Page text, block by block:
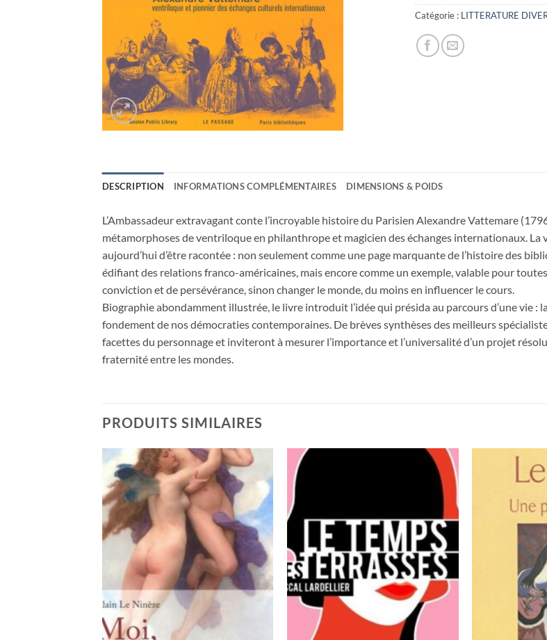
Catégorie : LITTERATURE
DESCRIPTION INFORMATIONS COMPLÉMENTAIRES DIMENSIONS & POIDS
L’Ambassadeur extravagant conte l’incroyable histoire du Parisien Alexandre Vattemare
métamorphoses de ventriloque en philanthrope et magicien des échanges internationaux.
aujourd’hui d’être racontée : non seulement comme une page marquante de l’histoire des
édifiant des relations franco-américaines, mais encore comme un exemple, valable pour
conviction et de persévérance, sinon changer le monde, du moins en influencer le cours.
Biographie abondamment illustrée, le livre introduit l’idée qui présida au parcours d’une vie
fondement de nos démocraties contemporaines. De brèves synthèses des meilleurs
facettes du personnage et inviteront à mesurer l’importance et l’universalité d’un projet
fraternité entre les mondes.
PRODUITS SIMILAIRES